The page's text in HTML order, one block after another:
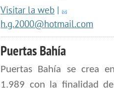
Visitar la web |
h.g.2000@hotmail.com
Puertas Bahía
Puertas Bahía se crea
1.989 con la finalidad